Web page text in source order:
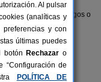
disponibilidad en
en pareja, con amigos o
Al pulsar
(analíticas y
preferencias y con
últimas puedes
botón Rechazar o
“Configuración de
POLÍTICA DE